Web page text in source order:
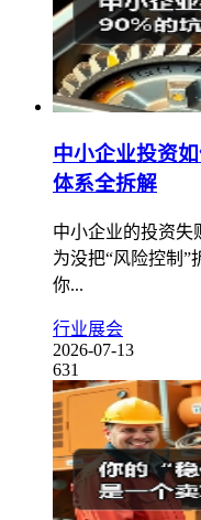
中小企业投资
体系全拆解
中小企业的投资失
为没把“风险控制”
你...
行业展会
2026-07-13
631